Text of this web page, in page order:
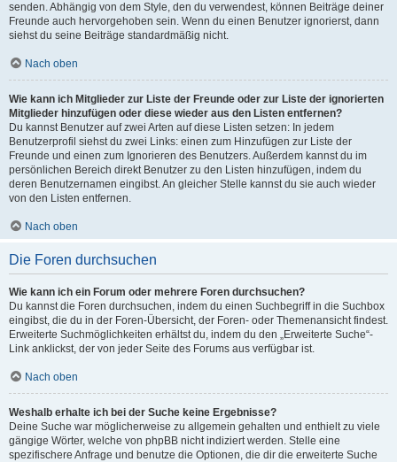
senden. Abhängig von dem Style, den du verwendest, können Beiträge deiner
Freunde auch hervorgehoben sein. Wenn du einen Benutzer ignorierst, dann
siehst du seine Beiträge standardmäßig nicht.
Nach oben
Wie kann ich Mitglieder zur Liste der Freunde oder zur Liste der ignorierten
Mitglieder hinzufügen oder diese wieder aus den Listen entfernen?
Du kannst Benutzer auf zwei Arten auf diese Listen setzen: In jedem
Benutzerprofil siehst du zwei Links: einen zum Hinzufügen zur Liste der
Freunde und einen zum Ignorieren des Benutzers. Außerdem kannst du im
persönlichen Bereich direkt Benutzer zu den Listen hinzufügen, indem du
deren Benutzernamen eingibst. An gleicher Stelle kannst du sie auch wieder
von den Listen entfernen.
Nach oben
Die Foren durchsuchen
Wie kann ich ein Forum oder mehrere Foren durchsuchen?
Du kannst die Foren durchsuchen, indem du einen Suchbegriff in die Suchbox
eingibst, die du in der Foren-Übersicht, der Foren- oder Themenansicht findest.
Erweiterte Suchmöglichkeiten erhältst du, indem du den „Erweiterte Suche“-
Link anklickst, der von jeder Seite des Forums aus verfügbar ist.
Nach oben
Weshalb erhalte ich bei der Suche keine Ergebnisse?
Deine Suche war möglicherweise zu allgemein gehalten und enthielt zu viele
gängige Wörter, welche von phpBB nicht indiziert werden. Stelle eine
spezifischere Anfrage und benutze die Optionen, die dir die erweiterte Suche